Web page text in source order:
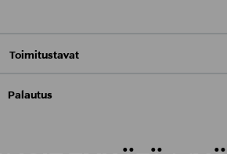
Toimitustavat
Palautus